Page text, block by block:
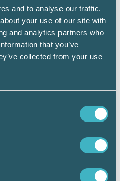
and to analyse our traffic.
your use of our site with
and analytics partners who
that you’ve
collected from your use
får dras av. Men det
aldrig får dras av t.ex.
avdragsgillt för en
sig också till viss
t.ex. inte ge sig själv
aktiebolaget.
som dig
din fråga där.